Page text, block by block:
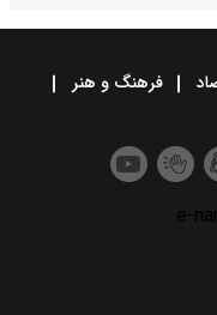
فرهنگ و هنر